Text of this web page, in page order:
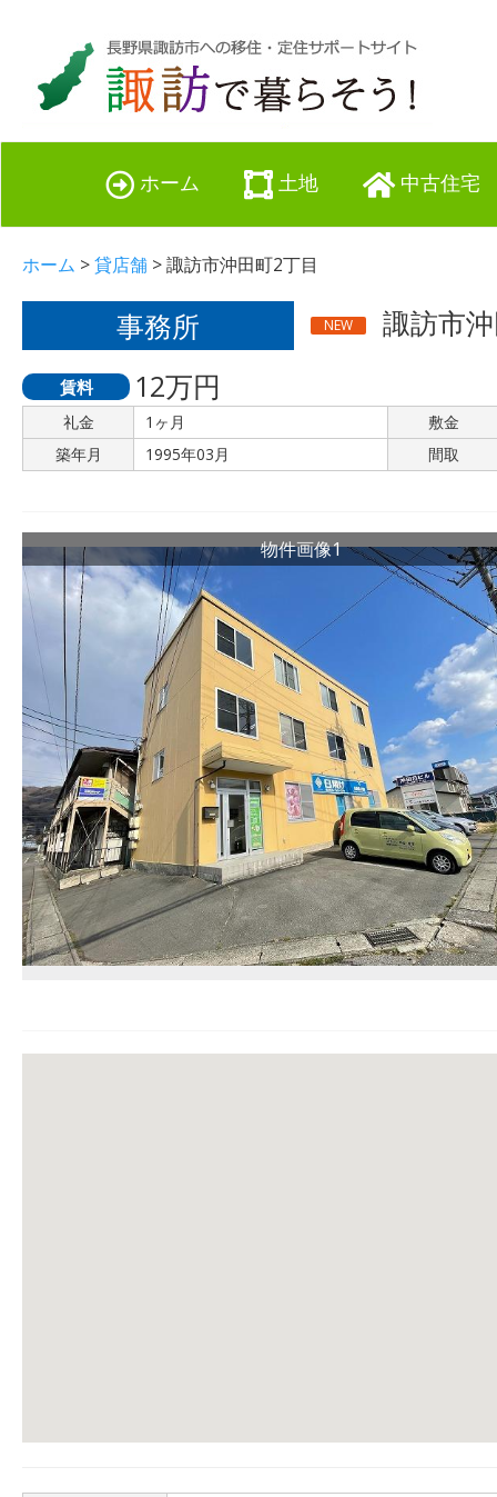
ホーム 土地 中古住宅
ホーム >貸店舗 > 諏訪市沖田町2丁目
事務所 NEW 諏訪市
賃料 12万円
礼金 1ヶ月
敷金
築年月
1995年03月 間取
物件画像1